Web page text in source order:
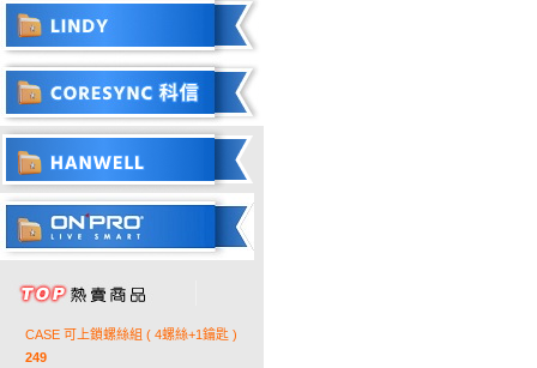
CASE 可上鎖螺絲組 ( 4螺絲+1鑰匙 )
249